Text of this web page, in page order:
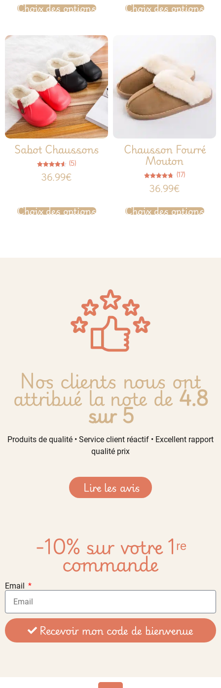
Choix des options Choix des options
Sabot Chaussons
4.60
sur 5
(5)
36.99€
Choix des options
Chausson Fourré
Mouton
4.65
sur 5
(17)
36.99€
Choix des options
Nos clients nous ont
attribué la note de4.8
sur 5
Produits de qualité • Service client réactif • Excellent rapport
qualité prix
Lire les avis
-10% sur votre 1ʳᵉ
commande
Email
Recevoir mon code de bienvenue